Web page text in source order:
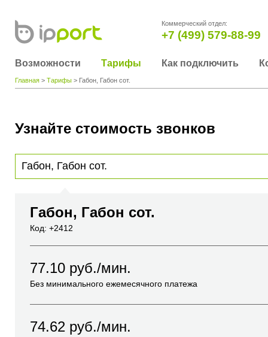
Коммерческий отдел:
+7 (499) 579-88-99
Возможности Тарифы Как подключить
Главная > Тарифы > Габон, Габон сот.
Узнайте стоимость звонков
Габон, Габон сот.
Код: +2412
77.10 руб./мин.
Без минимального ежемесячного платежа
74.62 руб./мин.